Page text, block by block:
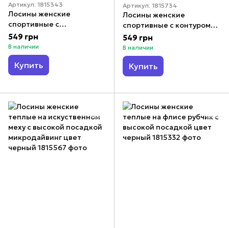
Артикул: 1815343
Лосины женские
спортивные с
перфорацией с высокой
посадкой бифлекс цвет
черный
549 грн
В наличии
Купить
Артикул: 1815734
Лосины женские
спортивные с контуром
нижнего белья с утяжкой
бифлекс цвет черный
549 грн
В наличии
Купить